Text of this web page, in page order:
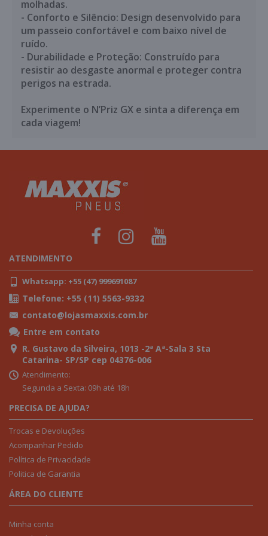
molhadas.
- Conforto e Silêncio: Design desenvolvido para
um passeio confortável e com baixo nível de
ruído.
- Durabilidade e Proteção: Construído para
resistir ao desgaste anormal e proteger contra
perigos na estrada.
Experimente o N’Priz GX e sinta a diferença em
cada viagem!
ATENDIMENTO
Whatsapp: +55 (47) 999691087
Telefone: +55 (11) 5563-9332
contato@lojasmaxxis.com.br
Entre em contato
R. Gustavo da Silveira, 1013 -2ª Aª-Sala 3 Sta
Catarina- SP/SP cep 04376-006
Atendimento:
Segunda a Sexta: 09h até 18h
PRECISA DE AJUDA?
Trocas e Devoluções
Acompanhar Pedido
Política de Privacidade
Politica de Garantia
ÁREA DO CLIENTE
Minha conta